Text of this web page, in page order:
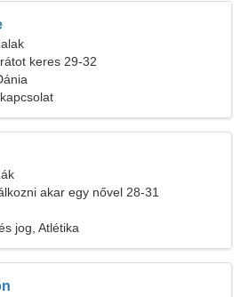
keres 29-32
akar egy nővel 28-31
jog, Atlétika